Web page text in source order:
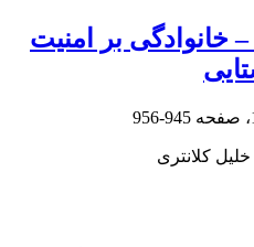
خانوادگی بر امنیت
945-956
کلانتری